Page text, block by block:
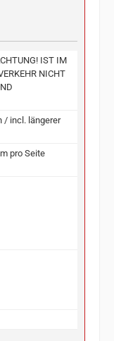
IST IM
NICHT
/ incl. längerer
pro Seite